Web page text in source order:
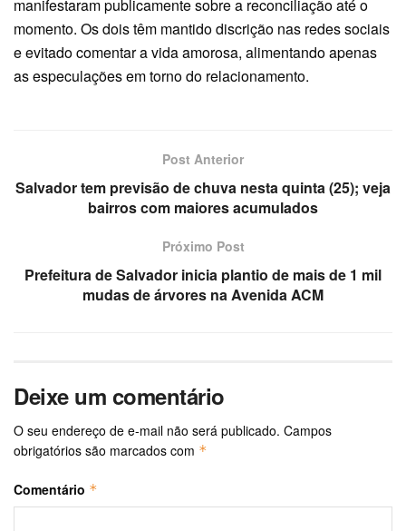
manifestaram publicamente sobre a reconciliação até o
momento. Os dois têm mantido discrição nas redes sociais
e evitado comentar a vida amorosa, alimentando apenas
as especulações em torno do relacionamento.
Post Anterior
Salvador tem previsão de chuva nesta quinta (25); veja
bairros com maiores acumulados
Próximo Post
Prefeitura de Salvador inicia plantio de mais de 1 mil
mudas de árvores na Avenida ACM
Deixe um comentário
O seu endereço de e-mail não será publicado. Campos
obrigatórios são marcados com *
Comentário *